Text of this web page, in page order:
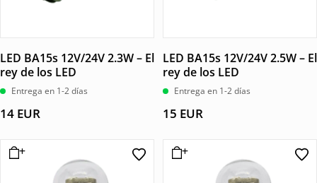
LED BA15s 12V/24V 2.3W – El
rey de los LED
Entrega en 1-2 días
14 EUR
LED BA15s 12V/24V 2.5W – El
rey de los LED
Entrega en 1-2 días
15 EUR